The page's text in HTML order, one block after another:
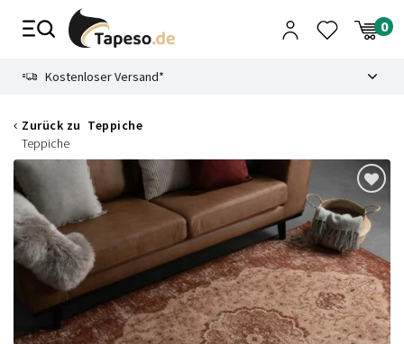
Zusammenbruch
Kostenloser Versand*
Zurück zu Teppiche
Teppiche